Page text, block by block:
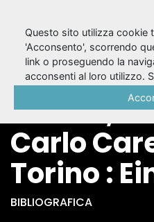
Le
Plauto ; a
Carlo
Torino :
BIBLIOGRAFICA
Questo sito utilizza cookie
'Acconsento', scorrendo
link o proseguendo la
acconsenti al loro utilizzo.